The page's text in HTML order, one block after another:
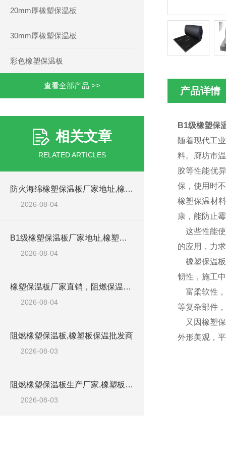
20mm厚橡塑保温板
30mm厚橡塑保温板
彩色橡塑保温板
查看全部产品 >>
相关文章
RELATED ARTICLES
防火海绵橡塑保温板厂家地址,橡塑批发商
2026-08-04
B1级橡塑保温板厂家地址,橡塑板优质批发商
2026-08-04
橡塑保温板厂家直销，阻燃保温橡塑板材
2026-08-04
阻燃橡塑保温板,橡塑板保温批发商
2026-08-03
阻燃橡塑保温板生产厂家,橡塑板优质工厂
2026-08-03
产品详情
B1级橡塑保
随着现代工
料。廊坊市
胶等性能优
保，使用时
橡塑保温材
康，能防止
这些性能使
的应用，力
橡塑保温板
韧性，施工
富柔软性，
等复杂部件
又因橡塑保
外形美观，